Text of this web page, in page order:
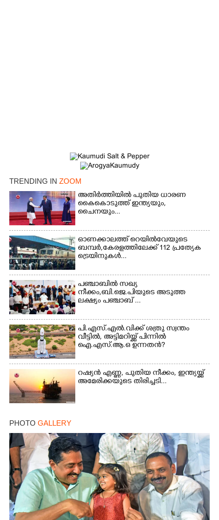
TRENDING IN ZOOM
അതിർത്തിയിൽ പുതിയ ധാരണ
കൈകൊടുത്ത് ഇന്ത്യയും,
ചൈനയും...
ഓണക്കാലത്ത് റെയിൽവേയുടെ
ബമ്പർ,കേരളത്തിലേക്ക് 112 പ്രത്യേക
ട്രെയിനുകൾ...
പഞ്ചാബില്‍ സഖ്യ
നീക്കം,ബി.ജെ.പിയുടെ അടുത്ത
ലക്ഷ്യം പഞ്ചാബ് ...
പി.എസ്.എൽ.വിക്ക് ശത്രു സ്വന്തം
വീട്ടിൽ, അട്ടിമറിയ്ക്ക് പിന്നിൽ
ഐ.എസ്.ആ.ഒ ഉന്നതൻ?
റഷ്യൻ എണ്ണ, പുതിയ നീക്കം, ഇന്ത്യയ്ക്ക്
അമേരിക്കയുടെ തിരിച്ചടി...
PHOTO GALLERY
Share this link